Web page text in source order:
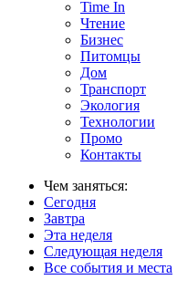
Time In
Чтение
Бизнес
Питомцы
Дом
Транспорт
Экология
Технологии
Промо
Контакты
Чем заняться:
Сегодня
Завтра
Эта неделя
Следующая неделя
Все события и места